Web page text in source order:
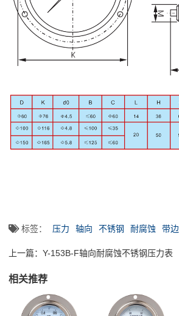
标签： 压力 轴向 不锈钢 耐腐蚀 带边
上一篇： Y-153B-F轴向耐腐蚀不锈钢压力表
相关推荐